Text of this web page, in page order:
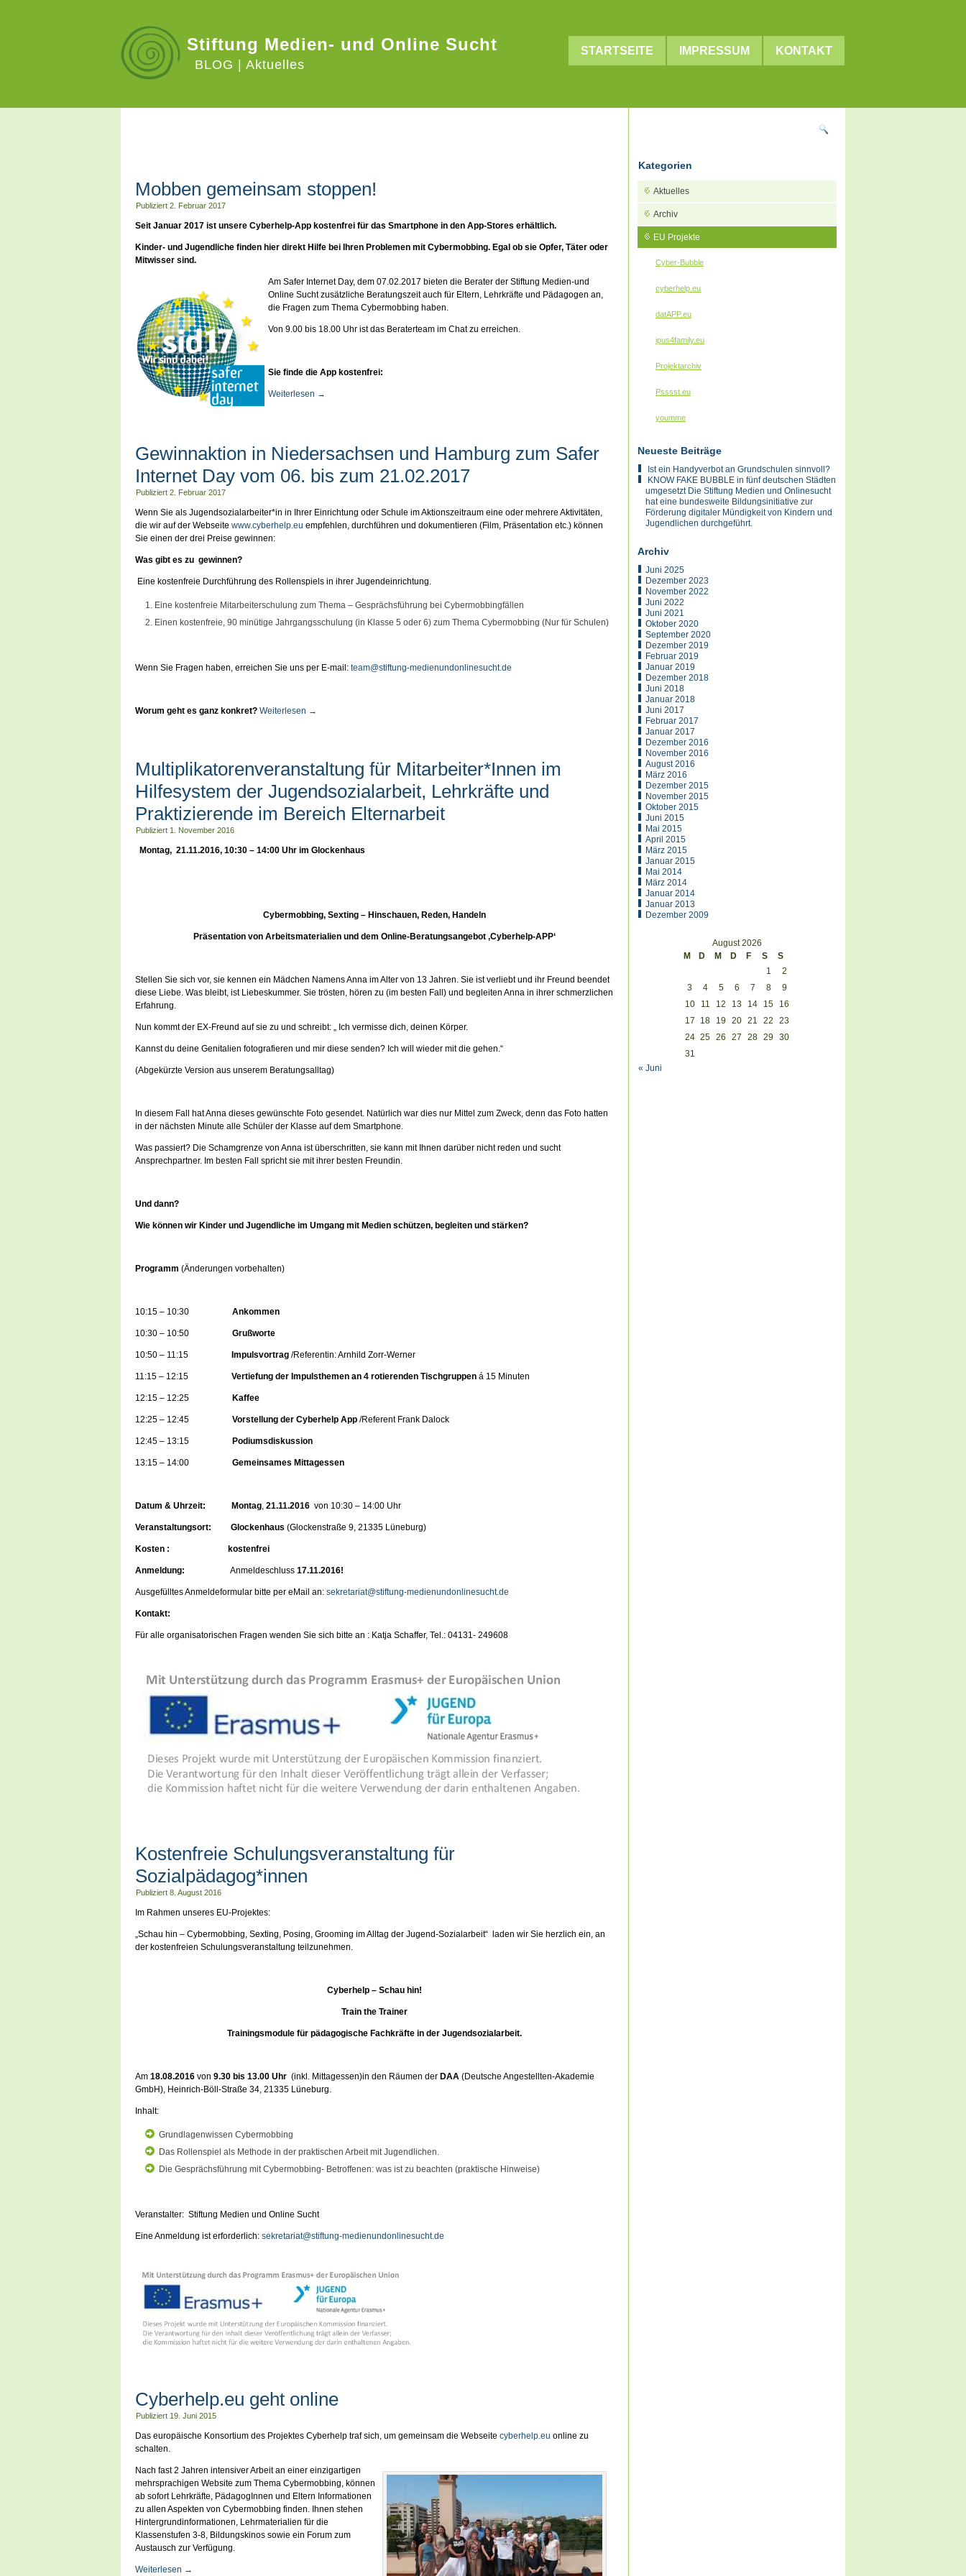
Stiftung Medien- und Online Sucht
BLOG | Aktuelles
STARTSEITE IMPRESSUM KONTAKT
Mobben gemeinsam stoppen!
Publiziert 2. Februar 2017
Seit Januar 2017 ist unsere Cyberhelp-App kostenfrei für das Smartphone in den App-Stores erhältlich.
Kinder- und Jugendliche finden hier direkt Hilfe bei Ihren Problemen mit Cybermobbing. Egal ob sie Opfer, Täter oder
Mitwisser sind.
Am Safer Internet Day, dem 07.02.2017 bieten die Berater der Stiftung Medien-und
Online Sucht zusätzliche Beratungszeit auch für Eltern, Lehrkräfte und Pädagogen an,
die Fragen zum Thema Cybermobbing haben.
Von 9.00 bis 18.00 Uhr ist das Beraterteam im Chat zu erreichen.
Sie finde die App kostenfrei:
Weiterlesen →
Gewinnaktion in Niedersachsen und Hamburg zum Safer
Internet Day vom 06. bis zum 21.02.2017
Publiziert 2. Februar 2017
Wenn Sie als Jugendsozialarbeiter*in in Ihrer Einrichtung oder Schule im Aktionszeitraum eine oder mehrere Aktivitäten,
die wir auf der Webseite www.cyberhelp.eu empfehlen, durchführen und dokumentieren (Film, Präsentation etc.) können
Sie einen der drei Preise gewinnen:
Was gibt es zu gewinnen?
Eine kostenfreie Durchführung des Rollenspiels in ihrer Jugendeinrichtung.
Eine kostenfreie Mitarbeiterschulung zum Thema – Gesprächsführung bei Cybermobbingfällen
Einen kostenfreie, 90 minütige Jahrgangsschulung (in Klasse 5 oder 6) zum Thema Cybermobbing (Nur für Schulen)
Wenn Sie Fragen haben, erreichen Sie uns per E-mail: team@stiftung-medienundonlinesucht.de
Worum geht es ganz konkret? Weiterlesen →
Multiplikatorenveranstaltung für Mitarbeiter*Innen im
Hilfesystem der Jugendsozialarbeit, Lehrkräfte und
Praktizierende im Bereich Elternarbeit
Publiziert 1. November 2016
Montag, 21.11.2016, 10:30 – 14:00 Uhr im Glockenhaus
Cybermobbing, Sexting – Hinschauen, Reden, Handeln
Präsentation von Arbeitsmaterialien und dem Online-Beratungsangebot ‚Cyberhelp-APP‘
Stellen Sie sich vor, sie kennen ein Mädchen Namens Anna im Alter von 13 Jahren. Sie ist verliebt und ihr Freund beendet
diese Liebe. Was bleibt, ist Liebeskummer. Sie trösten, hören zu (im besten Fall) und begleiten Anna in ihrer schmerzlichen
Erfahrung.
Nun kommt der EX-Freund auf sie zu und schreibt: „ Ich vermisse dich, deinen Körper.
Kannst du deine Genitalien fotografieren und mir diese senden? Ich will wieder mit die gehen.“
(Abgekürzte Version aus unserem Beratungsalltag)
In diesem Fall hat Anna dieses gewünschte Foto gesendet. Natürlich war dies nur Mittel zum Zweck, denn das Foto hatten
in der nächsten Minute alle Schüler der Klasse auf dem Smartphone.
Was passiert? Die Schamgrenze von Anna ist überschritten, sie kann mit Ihnen darüber nicht reden und sucht
Ansprechpartner. Im besten Fall spricht sie mit ihrer besten Freundin.
Und dann?
Wie können wir Kinder und Jugendliche im Umgang mit Medien schützen, begleiten und stärken?
Programm (Änderungen vorbehalten)
10:15 – 10:30 Ankommen
10:30 – 10:50 Grußworte
10:50 – 11:15 Impulsvortrag /Referentin: Arnhild Zorr-Werner
11:15 – 12:15 Vertiefung der Impulsthemen an 4 rotierenden Tischgruppen á 15 Minuten
12:15 – 12:25 Kaffee
12:25 – 12:45 Vorstellung der Cyberhelp App /Referent Frank Dalock
12:45 – 13:15 Podiumsdiskussion
13:15 – 14:00 Gemeinsames Mittagessen
Datum & Uhrzeit: Montag, 21.11.2016 von 10:30 – 14:00 Uhr
Veranstaltungsort: Glockenhaus (Glockenstraße 9, 21335 Lüneburg)
Kosten : kostenfrei
Anmeldung: Anmeldeschluss 17.11.2016!
Ausgefülltes Anmeldeformular bitte per eMail an: sekretariat@stiftung-medienundonlinesucht.de
Kontakt:
Für alle organisatorischen Fragen wenden Sie sich bitte an : Katja Schaffer, Tel.: 04131- 249608
Kostenfreie Schulungsveranstaltung für
Sozialpädagog*innen
Publiziert 8. August 2016
Im Rahmen unseres EU-Projektes:
„Schau hin – Cybermobbing, Sexting, Posing, Grooming im Alltag der Jugend-Sozialarbeit“ laden wir Sie herzlich ein, an
der kostenfreien Schulungsveranstaltung teilzunehmen.
Cyberhelp – Schau hin!
Train the Trainer
Trainingsmodule für pädagogische Fachkräfte in der Jugendsozialarbeit.
Am 18.08.2016 von 9.30 bis 13.00 Uhr (inkl. Mittagessen)in den Räumen der DAA (Deutsche Angestellten-Akademie
GmbH), Heinrich-Böll-Straße 34, 21335 Lüneburg.
Inhalt:
Grundlagenwissen Cybermobbing
Das Rollenspiel als Methode in der praktischen Arbeit mit Jugendlichen.
Die Gesprächsführung mit Cybermobbing- Betroffenen: was ist zu beachten (praktische Hinweise)
Veranstalter: Stiftung Medien und Online Sucht
Eine Anmeldung ist erforderlich: sekretariat@stiftung-medienundonlinesucht.de
Cyberhelp.eu geht online
Publiziert 19. Juni 2015
Das europäische Konsortium des Projektes Cyberhelp traf sich, um gemeinsam die Webseite cyberhelp.eu online zu
schalten.
Nach fast 2 Jahren intensiver Arbeit an einer einzigartigen
mehrsprachigen Website zum Thema Cybermobbing, können
ab sofort Lehrkräfte, PädagogInnen und Eltern Informationen
zu allen Aspekten von Cybermobbing finden. Ihnen stehen
Hintergrundinformationen, Lehrmaterialien für die
Klassenstufen 3-8, Bildungskinos sowie ein Forum zum
Austausch zur Verfügung.
Weiterlesen →
Kategorien
Aktuelles
Archiv
EU Projekte
Cyber-Bubble
cyberhelp.eu
datAPP.eu
ipus4family.eu
Projektarchiv
Psssst.eu
youmme
Neueste Beiträge
Ist ein Handyverbot an Grundschulen sinnvoll?
KNOW FAKE BUBBLE in fünf deutschen Städten
umgesetzt Die Stiftung Medien und Onlinesucht
hat eine bundesweite Bildungsinitiative zur
Förderung digitaler Mündigkeit von Kindern und
Jugendlichen durchgeführt.
Archiv
Juni 2025
Dezember 2023
November 2022
Juni 2022
Juni 2021
Oktober 2020
September 2020
Dezember 2019
Februar 2019
Januar 2019
Dezember 2018
Juni 2018
Januar 2018
Juni 2017
Februar 2017
Januar 2017
Dezember 2016
November 2016
August 2016
März 2016
Dezember 2015
November 2015
Oktober 2015
Juni 2015
Mai 2015
April 2015
März 2015
Januar 2015
Mai 2014
März 2014
Januar 2014
Januar 2013
Dezember 2009
August 2026
M
D M D F S
S
1
2
3
4 5 6 7 8
9
10
11 12 13 14 15
16
17
18 19 20 21 22
23
24 25 26 27 28 29
30
31
« Juni